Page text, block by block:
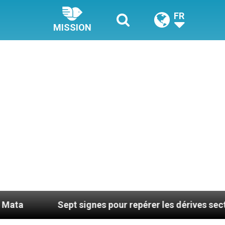
MISSION
FR
Sept signes pour repérer les dérives sectaires du